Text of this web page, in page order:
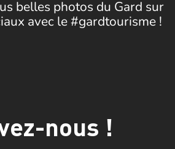
belles photos du Gard sur
avec le #gardtourisme !
nous !